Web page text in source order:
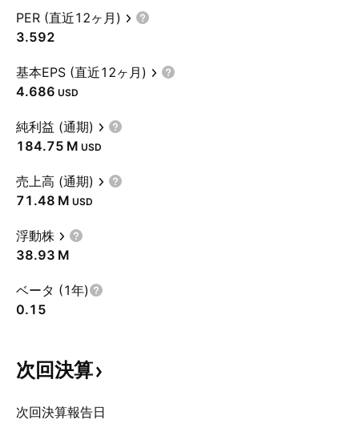
PER (直近12ヶ月)
3.592
基本EPS (直近12ヶ月)
4.686 USD
純利益 (通期)
‪184.75 M‬ USD
売上高 (通期)
‪71.48 M‬ USD
浮動株
‪38.93 M‬
ベータ (1年)
0.15
次回決算
次回決算報告日